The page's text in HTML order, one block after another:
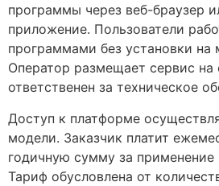
программы через веб-браузер
приложение. Пользователи
программами без установки на
Оператор размещает сервис
ответственен за техническое
Доступ к платформе
модели. Заказчик платит
годичную сумму за
Тариф обусловлена от